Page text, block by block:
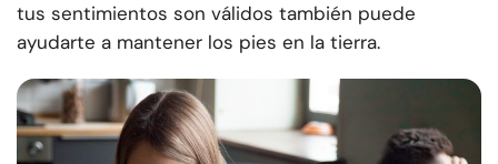
tus sentimientos son válidos también puede
ayudarte a mantener los pies en la tierra.